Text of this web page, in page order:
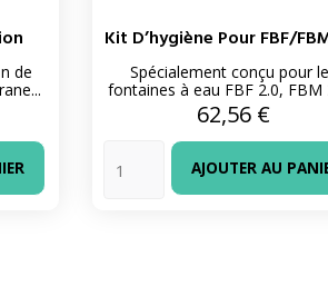
de
Kit D’hygiène Pour FBF/
Spécialement conçu pour
fontaines à eau FBF 2.0, FBM
Prix
62,56 €
AJOUTER AU